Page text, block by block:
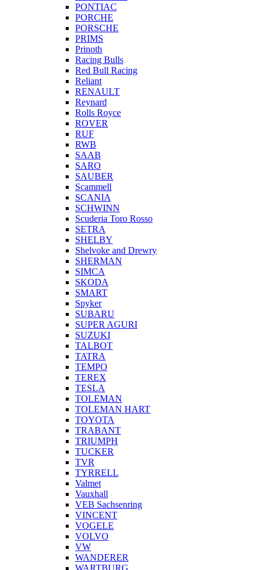
PONTIAC
PORCHE
PORSCHE
PRIMS
Prinoth
Racing Bulls
Red Bull Racing
Reliant
RENAULT
Reynard
Rolls Royce
ROVER
RUF
RWB
SAAB
SARO
SAUBER
Scammell
SCANIA
SCHWINN
Scuderia Toro Rosso
SETRA
SHELBY
Shelvoke and Drewry
SHERMAN
SIMCA
SKODA
SMART
Spyker
SUBARU
SUPER AGURI
SUZUKI
TALBOT
TATRA
TEMPO
TEREX
TESLA
TOLEMAN
TOLEMAN HART
TOYOTA
TRABANT
TRIUMPH
TUCKER
TVR
TYRRELL
Valmet
Vauxhall
VEB Sachsenring
VINCENT
VOGELE
VOLVO
VW
WANDERER